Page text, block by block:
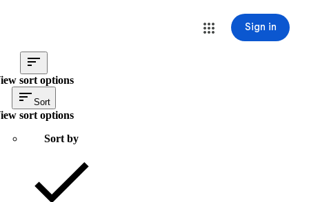
Sign in
sort options
Sort
sort options
Sort by